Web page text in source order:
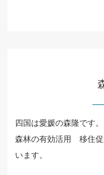
四国は愛媛の森隆です
森林の有効活用 移住促
います。